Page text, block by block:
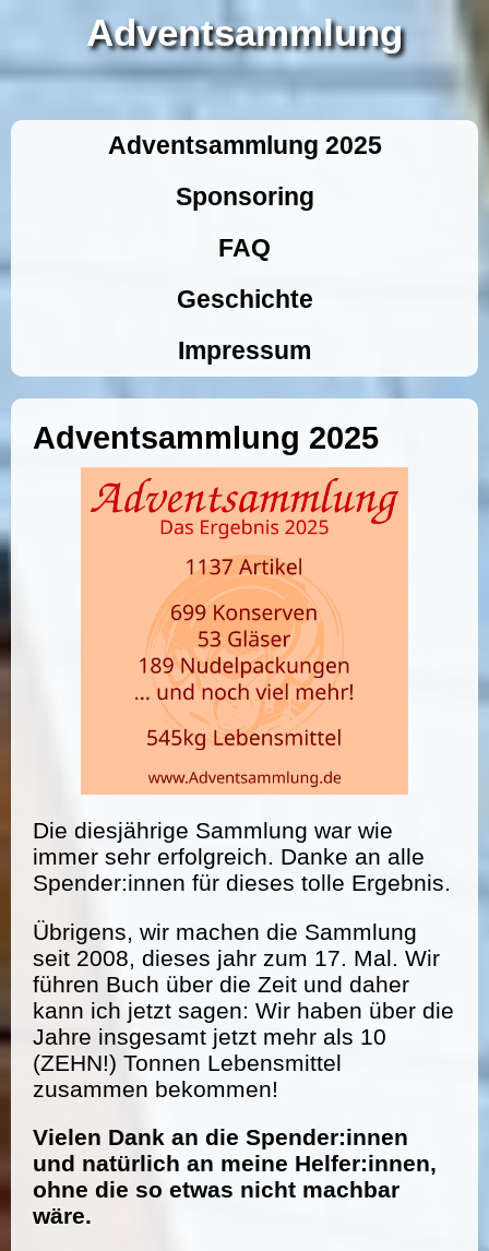
Adventsammlung
Adventsammlung 2025
Sponsoring
FAQ
Geschichte
Impressum
Adventsammlung 2025
Die diesjährige Sammlung war wie
immer sehr erfolgreich. Danke an alle
Spender:innen für dieses tolle Ergebnis.
Übrigens, wir machen die Sammlung
seit 2008, dieses jahr zum 17. Mal. Wir
führen Buch über die Zeit und daher
kann ich jetzt sagen: Wir haben über die
Jahre insgesamt jetzt mehr als 10
(ZEHN!) Tonnen Lebensmittel
zusammen bekommen!
Vielen Dank an die Spender:innen
und natürlich an meine Helfer:innen,
ohne die so etwas nicht machbar
wäre.